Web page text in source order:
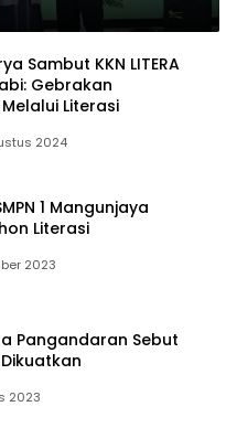
Sambut KKN LITERA
Gebrakan
Literasi
2024
1 Mangunjaya
Literasi
2023
Pangandaran Sebut
2023